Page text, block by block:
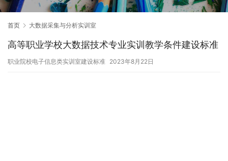
首页 大数据采集与分析实训室
高等职业学校大数据技术专业实训教学条件建设标准
职业院校电子信息类实训室建设标准 2023年8月22日